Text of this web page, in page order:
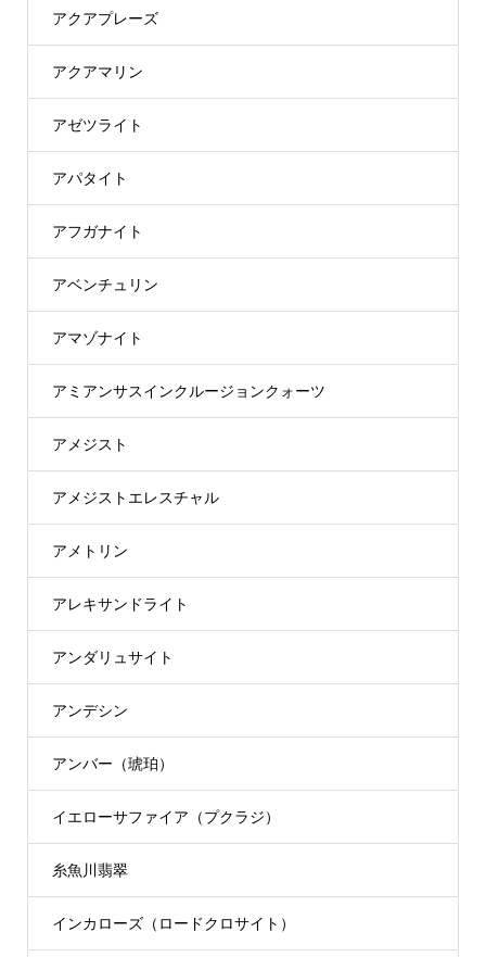
アクアプレーズ
アクアマリン
アゼツライト
アパタイト
アフガナイト
アベンチュリン
アマゾナイト
アミアンサスインクルージョンクォーツ
アメジスト
アメジストエレスチャル
アメトリン
アレキサンドライト
アンダリュサイト
アンデシン
アンバー（琥珀）
イエローサファイア（プクラジ）
糸魚川翡翠
インカローズ（ロードクロサイト）